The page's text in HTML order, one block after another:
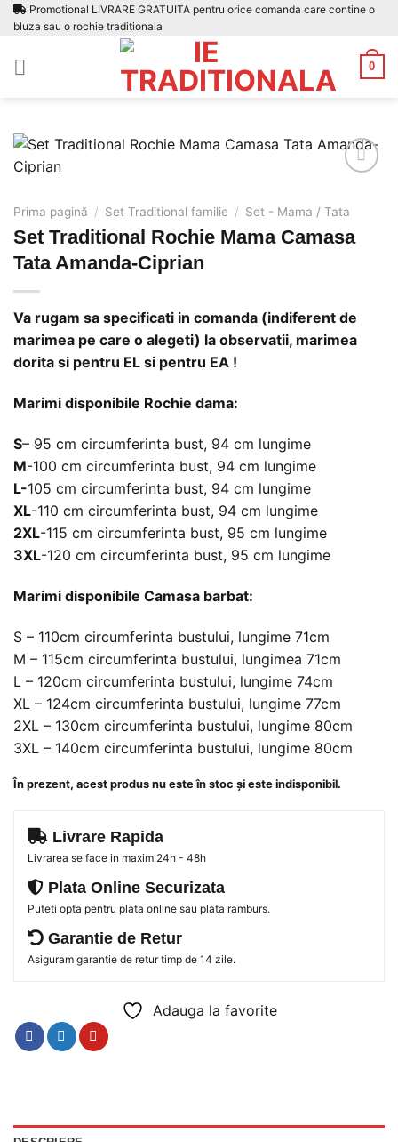
Skip Promotional LIVRARE GRATUITA pentru orice comanda care contine o
bluza sau o rochie traditionala
0
Adauga
la
Prima pagină / Set Traditional familie / Set - Mama / Tata
Set Traditional Rochie Mama Camasa
Tata Amanda-Ciprian
Va rugam sa specificati in comanda (indiferent de
marimea pe care o alegeti) la observatii, marimea
dorita si pentru EL si pentru EA !
Marimi disponibile Rochie dama:
S– 95 cm circumferinta bust, 94 cm lungime
M-100 cm circumferinta bust, 94 cm lungime
L-105 cm circumferinta bust, 94 cm lungime
XL-110 cm circumferinta bust, 94 cm lungime
2XL-115 cm circumferinta bust, 95 cm lungime
3XL-120 cm circumferinta bust, 95 cm lungime
Marimi disponibile Camasa barbat:
S – 110cm circumferinta bustului, lungime 71cm
M – 115cm circumferinta bustului, lungimea 71cm
L – 120cm circumferinta bustului, lungime 74cm
XL – 124cm circumferinta bustului, lungime 77cm
2XL – 130cm circumferinta bustului, lungime 80cm
3XL – 140cm circumferinta bustului, lungime 80cm
În prezent, acest produs nu este în stoc și este indisponibil.
Livrare Rapida
Livrarea se face in maxim 24h - 48h
Plata Online Securizata
Puteti opta pentru plata online sau plata ramburs.
Garantie de Retur
Asiguram garantie de retur timp de 14 zile.
Adauga la favorite